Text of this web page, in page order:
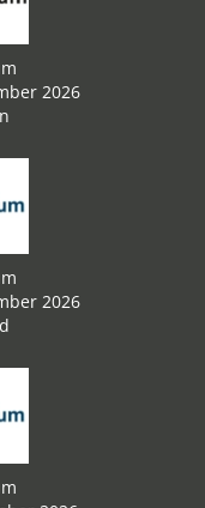
2026
2026